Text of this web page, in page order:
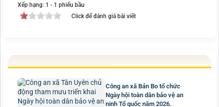
Xếp hạng: 1 - 1 phiếu bầu
Click để đánh giá bài viết